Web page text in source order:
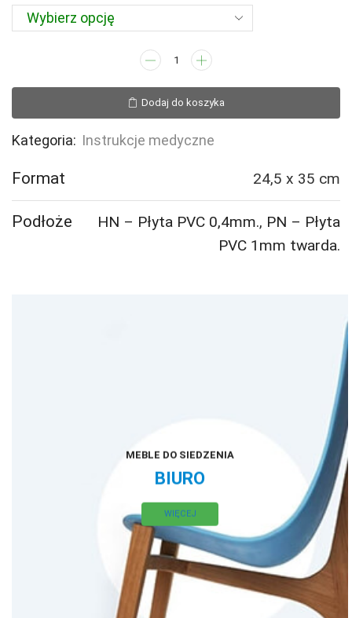
ilość
Instrukcja
udzielania
pierwszej
Dodaj do koszyka
Kategoria: Instrukcje medyczne
Format 24,5 x 35 cm
Podłoże HN – Płyta PVC 0,4mm., PN – Płyta
PVC 1mm twarda.
MEBLE DO SIEDZENIA
BIURO
WIĘCEJ